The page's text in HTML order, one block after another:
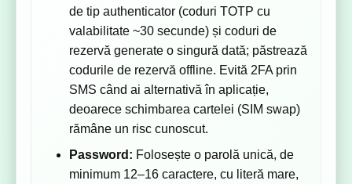
de tip authenticator (coduri TOTP cu
valabilitate ~30 secunde) și coduri de
rezervă generate o singură dată; păstrează
codurile de rezervă offline. Evită 2FA prin
SMS când ai alternativă în aplicație,
deoarece schimbarea cartelei (SIM swap)
rămâne un risc cunoscut.
Password: Folosește o parolă unică, de
minimum 12–16 caractere, cu literă mare,